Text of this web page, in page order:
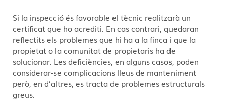
Si la inspecció és favorable el tècnic realitzarà un
certificat que ho acrediti. En cas contrari, quedaran
reflectits els problemes que hi ha a la finca i que la
propietat o la comunitat de propietaris ha de
solucionar. Les deficiències, en alguns casos, poden
considerar-se complicacions lleus de manteniment
però, en d’altres, es tracta de problemes estructurals
greus.